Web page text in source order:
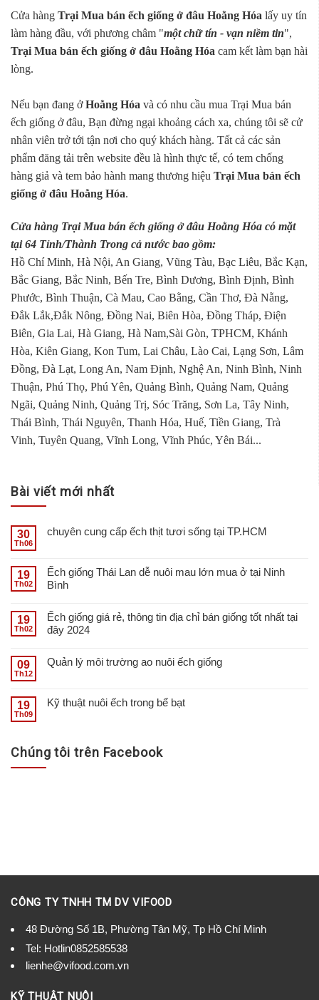
Cửa hàng Trại Mua bán ếch giống ở đâu Hoằng Hóa lấy uy tín
làm hàng đầu, với phương châm "một chữ tín - vạn niềm tin",
Trại Mua bán ếch giống ở đâu Hoằng Hóa cam kết làm bạn hài
lòng.
Nếu bạn đang ởHoằng Hóa và có nhu cầu mua Trại Mua bán
ếch giống ở đâu, Bạn đừng ngại khoảng cách xa, chúng tôi sẽ cử
nhân viên trở tới tận nơi cho quý khách hàng. Tất cả các sản
phẩm đăng tải trên website đều là hình thực tế, có tem chống
hàng giả và tem bảo hành mang thương hiệu Trại Mua bán ếch
giống ở đâu Hoằng Hóa.
Cửa hàng Trại Mua bán ếch giống ở đâu Hoằng Hóa có mặt
tại 64 Tỉnh/Thành Trong cả nước bao gồm:
Hồ Chí Minh, Hà Nội, An Giang, Vũng Tàu, Bạc Liêu, Bắc Kạn,
Bắc Giang, Bắc Ninh, Bến Tre, Bình Dương, Bình Định, Bình
Phước, Bình Thuận, Cà Mau, Cao Bằng, Cần Thơ, Đà Nẵng,
Đắk Lắk,Đắk Nông, Đồng Nai, Biên Hòa, Đồng Tháp, Điện
Biên, Gia Lai, Hà Giang, Hà Nam,Sài Gòn, TPHCM, Khánh
Hòa, Kiên Giang, Kon Tum, Lai Châu, Lào Cai, Lạng Sơn, Lâm
Đồng, Đà Lạt, Long An, Nam Định, Nghệ An, Ninh Bình, Ninh
Thuận, Phú Thọ, Phú Yên, Quảng Bình, Quảng Nam, Quảng
Ngãi, Quảng Ninh, Quảng Trị, Sóc Trăng, Sơn La, Tây Ninh,
Thái Bình, Thái Nguyên, Thanh Hóa, Huế, Tiền Giang, Trà
Vinh, Tuyên Quang, Vĩnh Long, Vĩnh Phúc, Yên Bái...
Bài viết mới nhất
30
Th06
chuyên cung cấp ếch thịt tươi sống tại TP.HCM
19
Th02
Ếch giống Thái Lan dễ nuôi mau lớn mua ở tại Ninh
Bình
19
Th02
Ếch giống giá rẻ, thông tin địa chỉ bán giống tốt nhất tại
đây 2024
09
Th12
Quản lý môi trường ao nuôi ếch giống
19
Th09
Kỹ thuật nuôi ếch trong bể bạt
Chúng tôi trên Facebook
CÔNG TY TNHH TM DV VIFOOD
48 Đường Số 1B, Phường Tân Mỹ, Tp Hồ Chí Minh
Tel: Hotlin0852585538
lienhe@vifood.com.vn
KỸ THUẬT NUÔI